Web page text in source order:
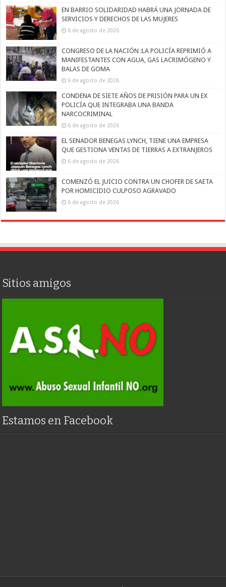
EN BARRIO SOLIDARIDAD HABRÁ UNA JORNADA DE
SERVICIOS Y DERECHOS DE LAS MUJERES
6 de agosto de 2026
CONGRESO DE LA NACIÓN :LA POLICÍA REPRIMIÓ A
MANIFESTANTES CON AGUA, GAS LACRIMÓGENO Y
BALAS DE GOMA
6 de agosto de 2026
CONDENA DE SIETE AÑOS DE PRISIÓN PARA UN EX
POLICÍA QUE INTEGRABA UNA BANDA
NARCOCRIMINAL
6 de agosto de 2026
EL SENADOR BENEGAS LYNCH, TIENE UNA EMPRESA
QUE GESTIONA VENTAS DE TIERRAS A EXTRANJEROS
6 de agosto de 2026
COMENZÓ EL JUICIO CONTRA UN CHOFER DE SAETA
POR HOMICIDIO CULPOSO AGRAVADO
6 de agosto de 2026
Sitios amigos
Estamos en Facebook